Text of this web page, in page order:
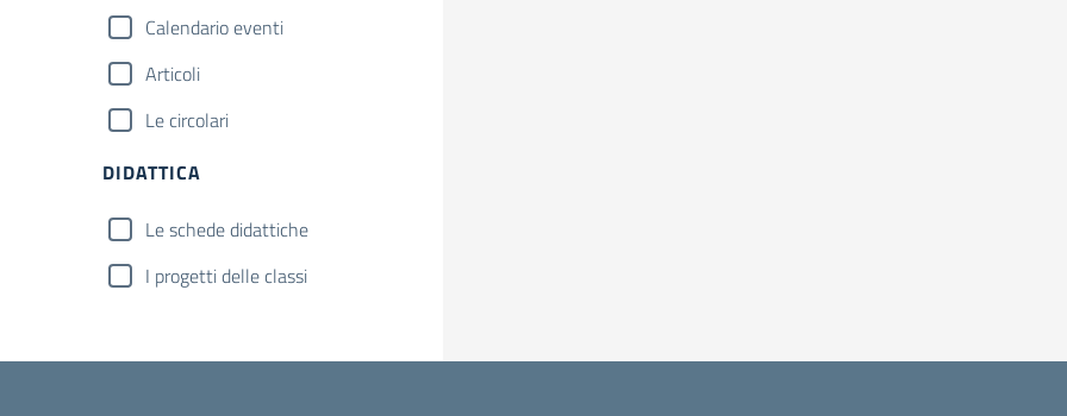
Calendario eventi
Articoli
Le circolari
DIDATTICA
Le schede didattiche
I progetti delle classi